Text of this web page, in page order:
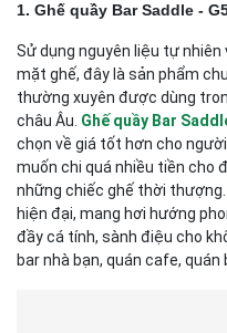
1. Ghế quầy Bar Saddle -
Sử dụng nguyên liệu tự
mặt ghế, đây là sản phẩm
thường xuyên được dùng
châu Âu. Ghế quầy Bar
chọn về giá tốt hơn cho
muốn chi quá nhiều tiền cho
những chiếc ghế thời
hiện đại, mang hơi hướng
đầy cá tính, sành điệu cho
bar nhà bạn, quán cafe, quán